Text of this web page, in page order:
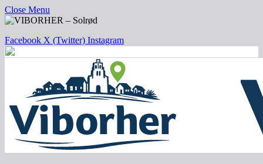
Close Menu
Facebook X (Twitter) Instagram